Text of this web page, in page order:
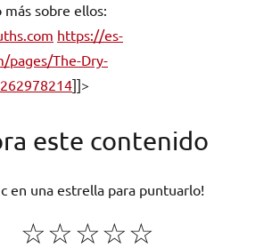
sobre ellos:
https://es-
pages/The-Dry-
]]>
este contenido
en una estrella para puntuarlo!
☆
☆
☆
☆
☆